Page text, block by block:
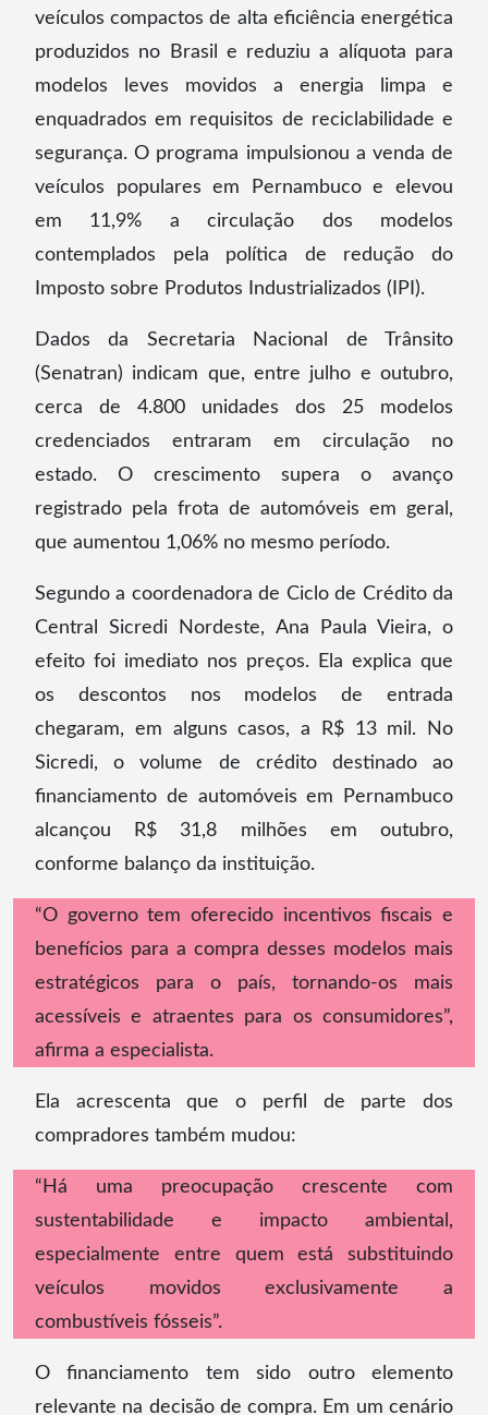
veículos compactos de alta eficiência energética
produzidos no Brasil e reduziu a alíquota para
modelos leves movidos a energia limpa e
enquadrados em requisitos de reciclabilidade e
segurança. O programa impulsionou a venda de
veículos populares em Pernambuco e elevou
em 11,9% a circulação dos modelos
contemplados pela política de redução do
Imposto sobre Produtos Industrializados (IPI).
Dados da Secretaria Nacional de Trânsito
(Senatran) indicam que, entre julho e outubro,
cerca de 4.800 unidades dos 25 modelos
credenciados entraram em circulação no
estado. O crescimento supera o avanço
registrado pela frota de automóveis em geral,
que aumentou 1,06% no mesmo período.
Segundo a coordenadora de Ciclo de Crédito da
Central Sicredi Nordeste, Ana Paula Vieira, o
efeito foi imediato nos preços. Ela explica que
os descontos nos modelos de entrada
chegaram, em alguns casos, a R$ 13 mil. No
Sicredi, o volume de crédito destinado ao
financiamento de automóveis em Pernambuco
alcançou R$ 31,8 milhões em outubro,
conforme balanço da instituição.
“O governo tem oferecido incentivos fiscais e
benefícios para a compra desses modelos mais
estratégicos para o país, tornando-os mais
acessíveis e atraentes para os consumidores”,
afirma a especialista.
Ela acrescenta que o perfil de parte dos
compradores também mudou:
“Há uma preocupação crescente com
sustentabilidade e impacto ambiental,
especialmente entre quem está substituindo
veículos movidos exclusivamente a
combustíveis fósseis”.
O financiamento tem sido outro elemento
relevante na decisão de compra. Em um cenário